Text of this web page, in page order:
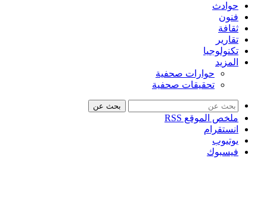
حوادث
فنون
ثقافة
تقارير
تكنولوجيا
المزيد
حوارات صحفية
تحقيقات صحفية
بحث عن
ملخص الموقع RSS
انستقرام
يوتيوب
فيسبوك